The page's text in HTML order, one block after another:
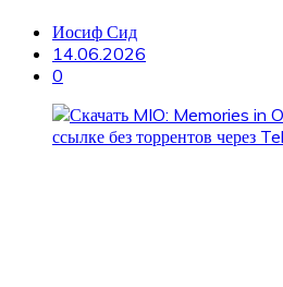
Иосиф Сид
14.06.2026
0